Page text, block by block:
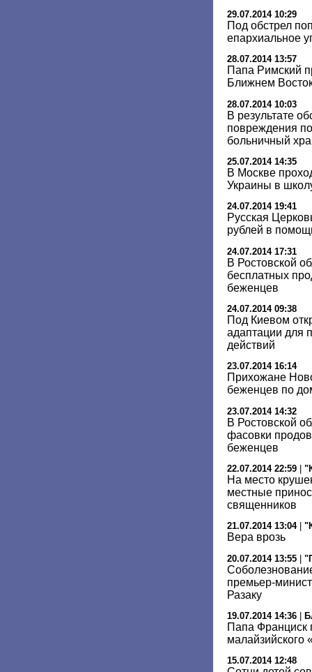
29.07.2014 10:29
Под обстрел
епархиальное
28.07.2014 13:57
Папа Римский
Ближнем
28.07.2014 10:03
В результате
повреждения
больничный
25.07.2014 14:35
В Москве
Украины в
24.07.2014 19:41
Русская
рублей в
24.07.2014 17:31
В Ростовской
бесплатных
беженцев
24.07.2014 09:38
Под Киевом
адаптации для
действий
23.07.2014 16:14
Прихожане
беженцев по
23.07.2014 14:32
В Ростовской
фасовки
беженцев
22.07.2014 22:59
На место
местные
священников
21.07.2014 13:04|
Вера врозь
20.07.2014 13:55 |
премьер-
Разаку
19.07.2014 14:36
Папа Франциск
малайзийского
15.07.2014 12:48